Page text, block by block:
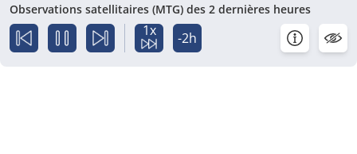
Observations satellitaires (MTG) des 2 dernières heures
1x -2h